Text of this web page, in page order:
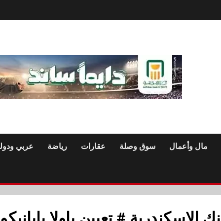
مال وأعمال سوق وصلة عقارات رياضة عربي